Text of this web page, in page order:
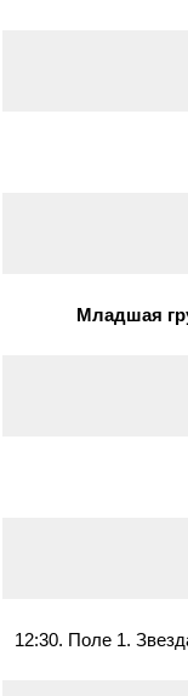
Младшая
12:30. Поле 1.